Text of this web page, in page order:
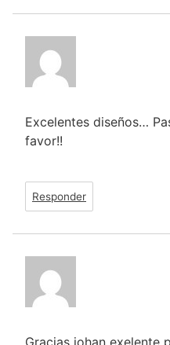
Excelentes diseños…
favor!!
Responder
Gracias johan exelente